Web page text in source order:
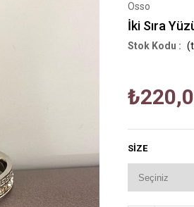
Osso
İki Sıra
SIZE